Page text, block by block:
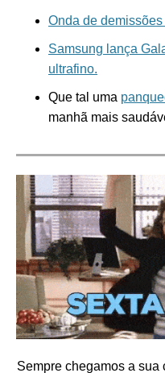
Onda de
Samsung lança
ultrafino.
Que tal uma
manhã mais
Sempre chegamos a